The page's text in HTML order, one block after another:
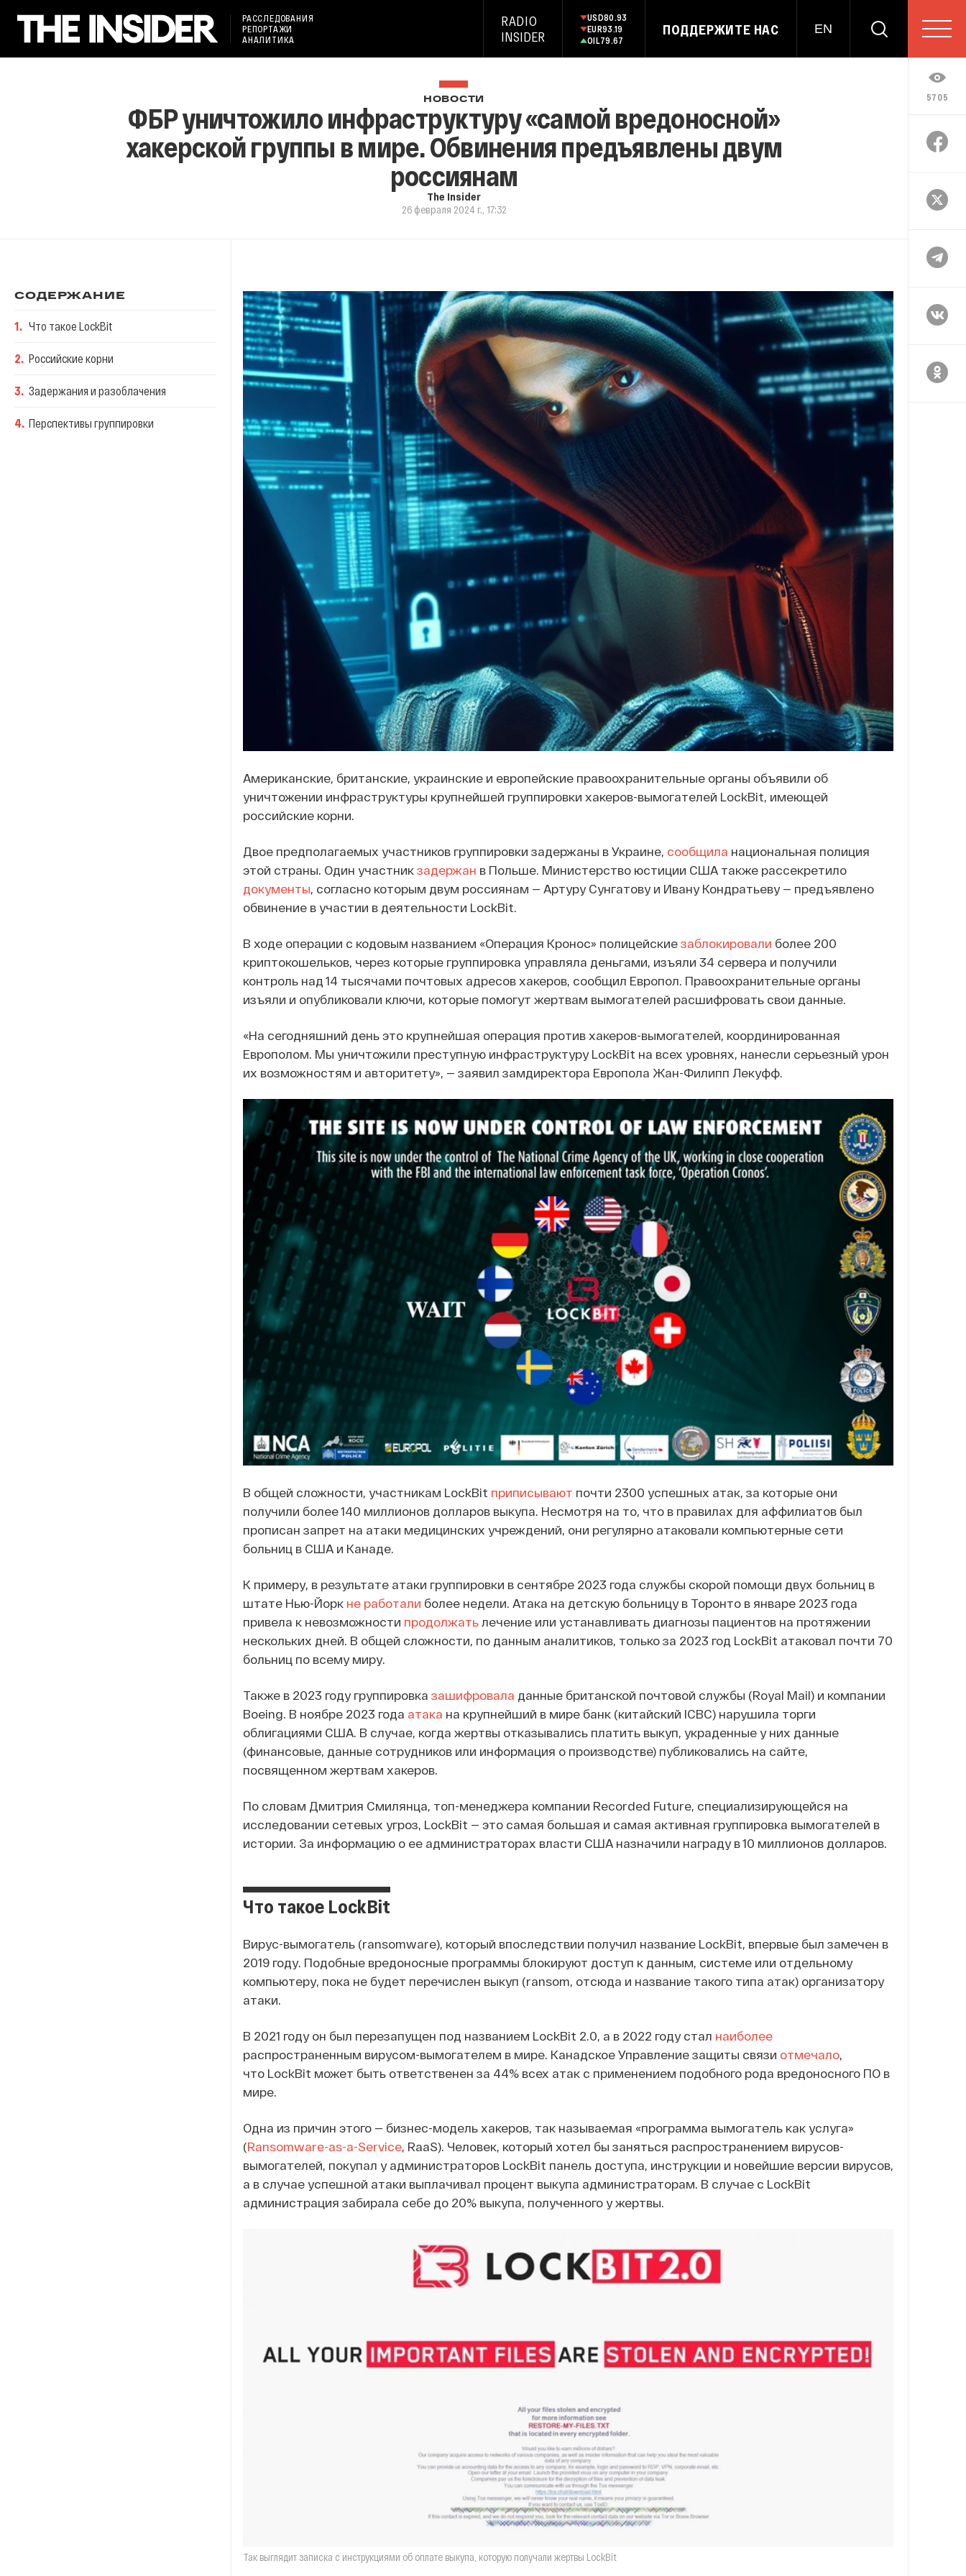
РАССЛЕДОВАНИЯ
РЕПОРТАЖИ
АНАЛИТИКА
RADIO
INSIDER
USD80.93
EUR93.19
OIL79.67
ПОДДЕРЖИТЕ НАС EN
5705
НОВОСТИ
ФБР уничтожило инфраструктуру «самой вредоносной»
хакерской группы в мире. Обвинения предъявлены двум
россиянам
The Insider
26 февраля 2024 г., 17:32
СОДЕРЖАНИЕ
1. Что такое LockBit
2. Российские корни
3. Задержания и разоблачения
4. Перспективы группировки
Американские, британские, украинские и европейские правоохранительные органы объявили об
уничтожении инфраструктуры крупнейшей группировки хакеров-вымогателей LockBit, имеющей
российские корни.
Двое предполагаемых участников группировки задержаны в Украине, сообщила национальная полиция
этой страны. Один участник задержан в Польше. Министерство юстиции США также рассекретило
документы , согласно которым двум россиянам — Артуру Сунгатову и Ивану Кондратьеву — предъявлено
обвинение в участии в деятельности LockBit.
В ходе операции с кодовым названием «Операция Кронос» полицейские заблокировали более 200
криптокошельков, через которые группировка управляла деньгами, изъяли 34 сервера и получили
контроль над 14 тысячами почтовых адресов хакеров, сообщил Европол. Правоохранительные органы
изъяли и опубликовали ключи, которые помогут жертвам вымогателей расшифровать свои данные.
«На сегодняшний день это крупнейшая операция против хакеров-вымогателей, координированная
Европолом. Мы уничтожили преступную инфраструктуру LockBit на всех уровнях, нанесли серьезный урон
их возможностям и авторитету», — заявил замдиректора Европола Жан-Филипп Лекуфф.
В общей сложности, участникам LockBit приписывают почти 2300 успешных атак, за которые они
получили более 140 миллионов долларов выкупа. Несмотря на то, что в правилах для аффилиатов был
прописан запрет на атаки медицинских учреждений, они регулярно атаковали компьютерные сети
больниц в США и Канаде.
К примеру, в результате атаки группировки в сентябре 2023 года службы скорой помощи двух больниц в
штате Нью-Йорк не работали более недели. Атака на детскую больницу в Торонто в январе 2023 года
привела к невозможности продолжатьлечение или устанавливать диагнозы пациентов на протяжении
нескольких дней. В общей сложности, по данным аналитиков, только за 2023 год LockBit атаковал почти 70
больниц по всему миру.
Также в 2023 году группировка зашифровала данные британской почтовой службы (Royal Mail) и компании
Boeing. В ноябре 2023 года атака на крупнейший в мире банк (китайский ICBC) нарушила торги
облигациями США. В случае, когда жертвы отказывались платить выкуп, украденные у них данные
(финансовые, данные сотрудников или информация о производстве) публиковались на сайте,
посвященном жертвам хакеров.
По словам Дмитрия Смилянца, топ-менеджера компании Recorded Future, специализирующейся на
исследовании сетевых угроз, LockBit — это самая большая и самая активная группировка вымогателей в
истории. За информацию о ее администраторах власти США назначили награду в 10 миллионов долларов.
Что такое LockBit
Вирус-вымогатель (ransomware), который впоследствии получил название LockBit, впервые был замечен в
2019 году. Подобные вредоносные программы блокируют доступ к данным, системе или отдельному
компьютеру, пока не будет перечислен выкуп (ransom, отсюда и название такого типа атак) организатору
атаки.
В 2021 году он был перезапущен под названием LockBit 2.0, а в 2022 году стал наиболее
распространенным вирусом-вымогателем в мире. Канадское Управление защиты связи отмечало,
что LockBit может быть ответственен за 44% всех атак с применением подобного рода вредоносного ПО в
мире.
Одна из причин этого — бизнес-модель хакеров, так называемая «программа вымогатель как услуга»
(Ransomware-as-a-Service, RaaS). Человек, который хотел бы заняться распространением вирусов-
вымогателей, покупал у администраторов LockBit панель доступа, инструкции и новейшие версии вирусов,
а в случае успешной атаки выплачивал процент выкупа администраторам. В случае с LockBit
администрация забирала себе до 20% выкупа, полученного у жертвы.
Так выглядит записка с инструкциями об оплате выкупа, которую получали жертвы LockBit